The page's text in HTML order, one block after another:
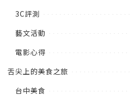
3C評測
藝文活動
電影心得
舌尖上的美食之旅
台中美食